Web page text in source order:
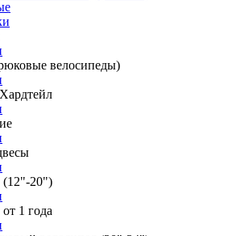
велосипеды)
(12"-20")
1 года